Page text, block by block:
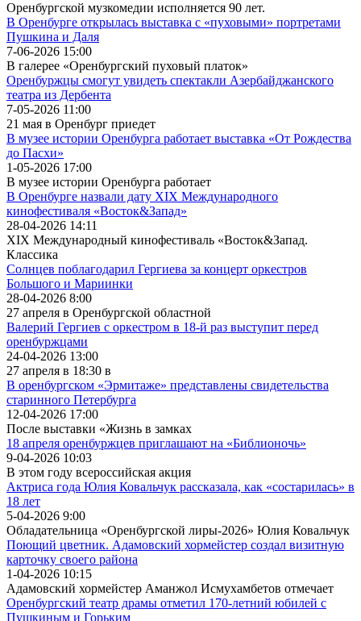
Оренбургской музкомедии исполняется 90 лет.
В Оренбурге открылась выставка с «пуховыми» портретами
Пушкина и Даля
7-06-2026 15:00
В галерее «Оренбургский пуховый платок»
Оренбуржцы смогут увидеть спектакли Азербайджанского
театра из Дербента
7-05-2026 11:00
21 мая в Оренбург приедет
В музее истории Оренбурга работает выставка «От Рождества
до Пасхи»
1-05-2026 17:00
В музее истории Оренбурга работает
В Оренбурге назвали дату XIX Международного
кинофестиваля «Восток&Запад»
28-04-2026 14:11
XIX Международный кинофестиваль «Восток&Запад.
Классика
Солнцев поблагодарил Гергиева за концерт оркестров
Большого и Мариинки
28-04-2026 8:00
27 апреля в Оренбургской областной
Валерий Гергиев с оркестром в 18-й раз выступит перед
оренбуржцами
24-04-2026 13:00
27 апреля в 18:30 в
В оренбургском «Эрмитаже» представлены свидетельства
старинного Петербурга
12-04-2026 17:00
После выставки «Жизнь в замках
18 апреля оренбуржцев приглашают на «Библионочь»
9-04-2026 10:03
В этом году всероссийская акция
Актриса года Юлия Ковальчук рассказала, как «состарилась» в
18 лет
5-04-2026 9:00
Обладательница «Оренбургской лиры-2026» Юлия Ковальчук
Поющий цветник. Адамовский хормейстер создал визитную
карточку своего района
1-04-2026 10:15
Адамовский хормейстер Аманжол Исмухамбетов отмечает
Оренбургский театр драмы отметил 170-летний юбилей с
Пушкиным и Горьким